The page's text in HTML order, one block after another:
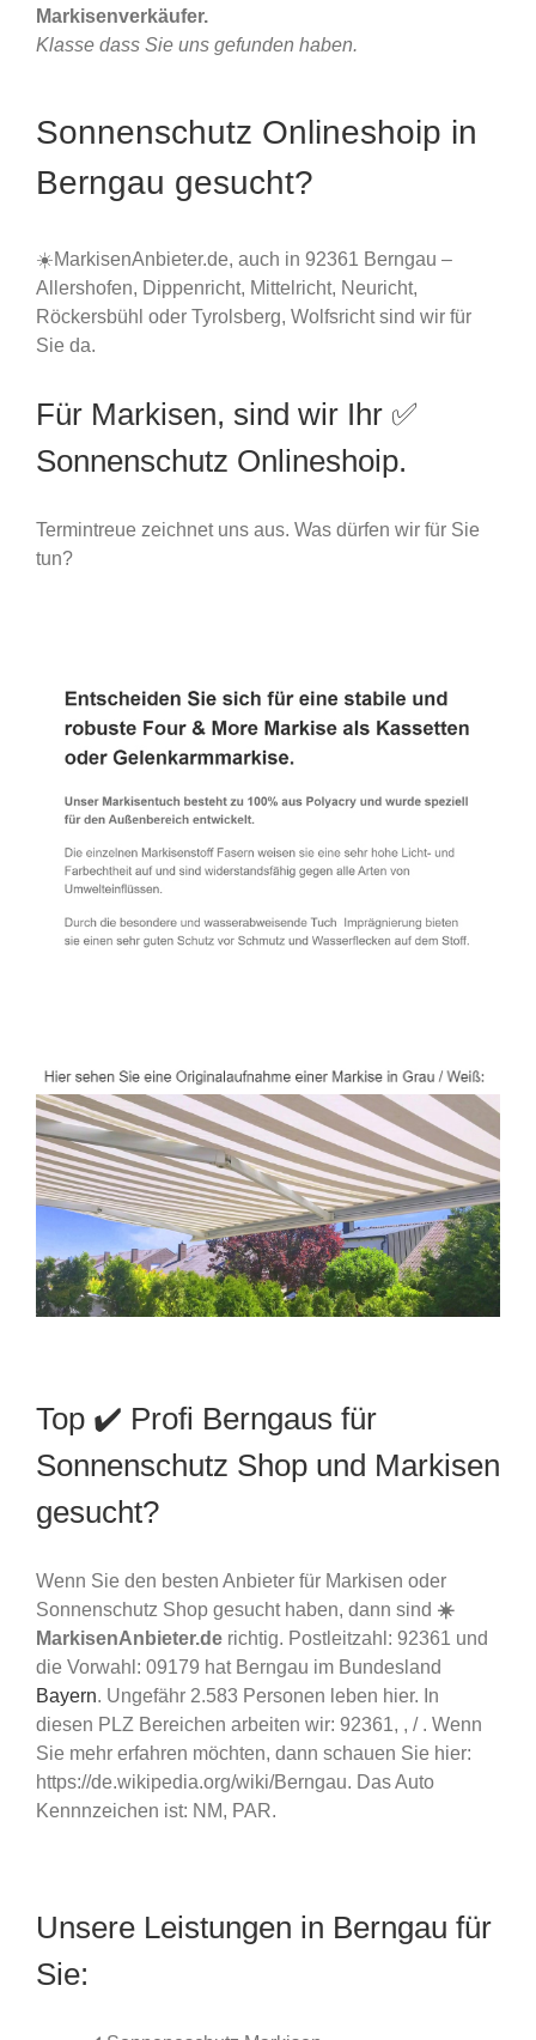
Markisenverkäufer.
Klasse dass Sie uns gefunden haben.
Sonnenschutz Onlineshoip in
Berngau gesucht?
☀️MarkisenAnbieter.de, auch in 92361 Berngau –
Allershofen, Dippenricht, Mittelricht, Neuricht,
Röckersbühl oder Tyrolsberg, Wolfsricht sind wir für
Sie da.
Für Markisen, sind wir Ihr ✅
Sonnenschutz Onlineshoip.
Termintreue zeichnet uns aus. Was dürfen wir für Sie
tun?
Top ✔️ Profi Berngaus für
Sonnenschutz Shop und Markisen
gesucht?
Wenn Sie den besten Anbieter für Markisen oder
Sonnenschutz Shop gesucht haben, dann sind ☀️
MarkisenAnbieter.de richtig. Postleitzahl: 92361 und
die Vorwahl: 09179 hat Berngau im Bundesland
Bayern. Ungefähr 2.583 Personen leben hier. In
diesen PLZ Bereichen arbeiten wir: 92361, , / . Wenn
Sie mehr erfahren möchten, dann schauen Sie hier:
https://de.wikipedia.org/wiki/Berngau. Das Auto
Kennnzeichen ist: NM, PAR.
Unsere Leistungen in Berngau für
Sie: